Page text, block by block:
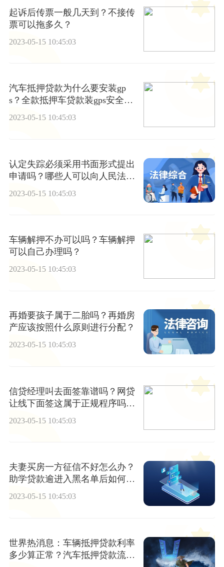
起诉后传票一般几天到？不接传
票可以拖多久？
2023-05-15 10:45:03
汽车抵押贷款为什么要安装gp
s？全款抵押车贷款装gps安全
吗？ 世界热点
2023-05-15 10:45:03
认定失踪必须采用书面形式提出
申请吗？哪些人可以向人民法院
2023-05-15 10:45:03
车辆解押不办可以吗？车辆解押
可以自己办理吗？
2023-05-15 10:45:03
再婚要孩子属于二胎吗？再婚房
产应该按照什么原则进行分配？
2023-05-15 10:45:03
信贷经理叫去面签靠谱吗？网贷
让线下面签这属于正规程序吗？|
2023-05-15 10:45:03
夫妻买房一方征信不好怎么办？
助学贷款逾进入黑名单后如何消
除？_全球即时看
2023-05-15 10:45:03
世界热消息：车辆抵押贷款利率
多少算正常？汽车抵押贷款流程